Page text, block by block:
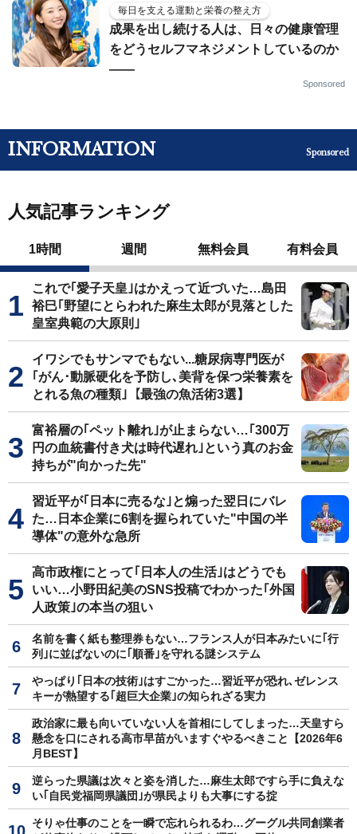
毎日を支える運動と栄養の整え方
成果を出し続ける人は、日々の健康管理
をどうセルフマネジメントしているのか
——
Sponsored
INFORMATION Sponsored
人気記事ランキング
1時間 週間 無料会員 有料会員
これで｢愛子天皇｣はかえって近づいた…島田
裕巳｢野望にとらわれた麻生太郎が見落とした
皇室典範の大原則｣
イワシでもサンマでもない...糖尿病専門医が
｢がん･動脈硬化を予防し､美背を保つ栄養素を
とれる魚の種類｣【最強の魚活術3選】
富裕層の｢ペット離れ｣が止まらない…｢300万
円の血統書付き犬は時代遅れ｣という真のお金
持ちが"向かった先"
習近平が｢日本に売るな｣と煽った翌日にバレ
た…日本企業に6割を握られていた"中国の半
導体"の意外な急所
高市政権にとって｢日本人の生活｣はどうでも
いい…小野田紀美のSNS投稿でわかった｢外国
人政策｣の本当の狙い
名前を書く紙も整理券もない…フランス人が日本みたいに｢行
列｣に並ばないのに｢順番｣を守れる謎システム
やっぱり｢日本の技術｣はすごかった…習近平が恐れ､ゼレンス
キーが熱望する｢超巨大企業｣の知られざる実力
政治家に最も向いていない人を首相にしてしまった…天皇すら
懸念を口にされる高市早苗がいますぐやるべきこと【2026年6
月BEST】
逆らった県議は次々と姿を消した…麻生太郎ですら手に負えな
い｢自民党福岡県議団｣が県民よりも大事にする掟
そりゃ仕事のことを一瞬で忘れられるわ…グーグル共同創業者